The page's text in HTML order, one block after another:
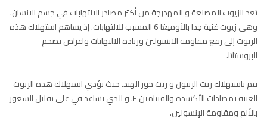
تعد الزيوت المصنعة و المهدرجة من أكثر مصادر الالتهابات في جسم الانسان.
وهي زيوت غنية جدا بالأوميغا 6 المسبب للالتهابات. إذ يساهم استهلاك هذه
الزيوت إلى رفع مقاومة الانسولين وزيادة الالتهابات واعراض تضخم
البروستاتا.
قم باستهلاك زيت الزيتون و زيت جوز الهند. حيث يؤدي استهلاك هذه الزيوت
الغنية بمضادات الأكسدة والفيتامين E. و الذي يساعد في على تقليل الشعور
بالألم ومقاومة الإنسولين.